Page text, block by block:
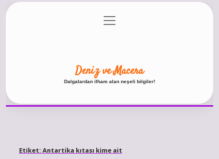
Gizlilik Politikası
menüyü
aç
Deniz ve Macera
Dalgalardan ilham alan neşeli bilgiler!
Etiket: Antartika kıtası kime ait